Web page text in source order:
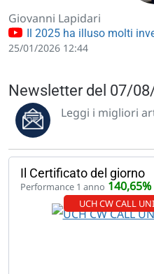
Giovanni Lapidari
Il 2025 ha illuso molti
25/01/2026 12:44
Newsletter del 07/
Leggi i migliori
Il Certificato del giorno
Performance 1 anno 140,65%
UCH CW CALL